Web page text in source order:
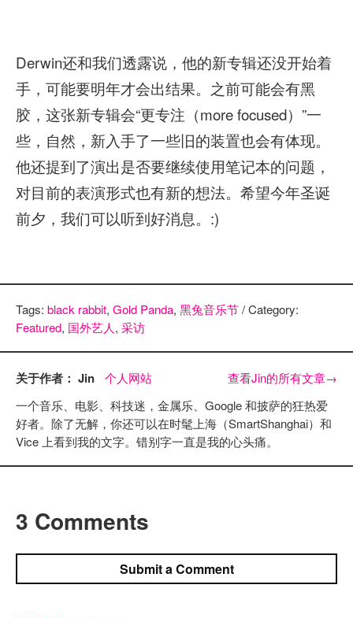
Derwin还和我们透露说，他的新专辑还没开始着
手，可能要明年才会出结果。之前可能会有黑
胶，这张新专辑会“更专注（more focused）”一
些，自然，新入手了一些旧的装置也会有体现。
他还提到了演出是否要继续使用笔记本的问题，
对目前的表演形式也有新的想法。希望今年圣诞
前夕，我们可以听到好消息。:)
Tags: black rabbit, Gold Panda, 黑兔音乐节/ Category:
Featured, 国外艺人, 采访
关于作者： Jin 个人网站 查看Jin的所有文章→
一个音乐、电影、科技迷，金属乐、Google 和披萨的狂热爱
好者。除了无解，你还可以在时髦上海（SmartShanghai）和
Vice 上看到我的文字。错别字一直是我的心头痛。
3 Comments
Submit a Comment